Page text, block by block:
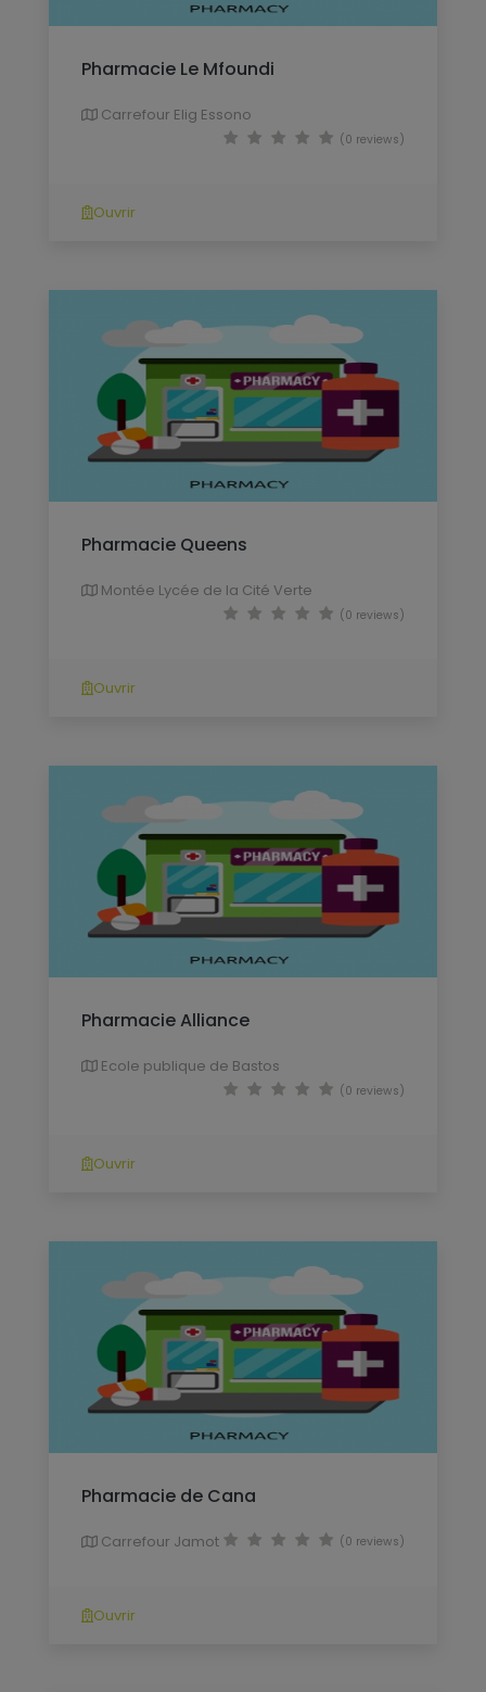
Pharmacie Le Mfoundi
Carrefour Elig Essono
(0 reviews)
Ouvrir
Pharmacie Queens
Montée Lycée de la Cité Verte
(0 reviews)
Ouvrir
Pharmacie Alliance
Ecole publique de Bastos
(0 reviews)
Ouvrir
Pharmacie de Cana
Carrefour Jamot (0 reviews)
Ouvrir